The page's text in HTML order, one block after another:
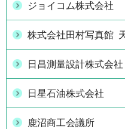
ジョイコム株式会社
株式会社田村写真館
日昌測量設計株式会社
日星石油株式会社
鹿沼商工会議所